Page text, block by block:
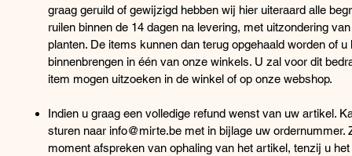
graag geruild of gewijzigd hebben wij hier uiteraard alle
ruilen binnen de 14 dagen na levering, met uitzondering
planten. De items kunnen dan terug opgehaald worden of u
binnenbrengen in één van onze winkels. U zal voor dit
item mogen uitzoeken in de winkel of op onze webshop.
Indien u graag een volledige refund wenst van uw artikel.
sturen naar info@mirte.be met in bijlage uw ordernummer.
moment afspreken van ophaling van het artikel, tenzij u